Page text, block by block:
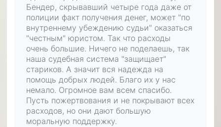
Бендер, скрывавший четыре года даже от
полиции факт получения денег, может "по
внутреннему убеждению судьи" оказаться
"честным" юристом. Так что расходы
очень большие. Ничего не поделаешь, так
наша судебная система "защищает"
стариков. А значит вся надежда на
помощь добрых людей. Благо их у нас
немало. Огромное вам всем спасибо.
Пусть пожертвования и не покрывают всех
расходов, но они дают большую
моральную поддержку.